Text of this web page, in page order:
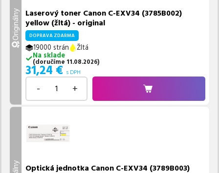
Originálny Laserový toner Canon C-EXV34 (3785B002)
yellow (žltá) - original
DOPRAVA ZDARMA
19000 strán
Žltá
Na sklade
(doručíme 11.08.2026)
31,24 € s DPH
- +
Optická jednotka Canon C-EXV34 (3789B003)